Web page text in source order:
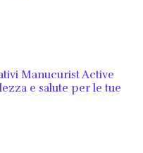
Manucurist Active
e salute per le tue